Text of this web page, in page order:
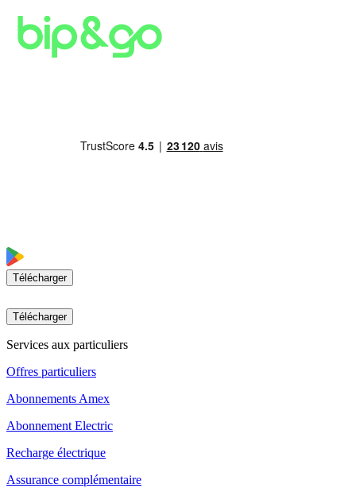
Télécharger
Télécharger
Services aux particuliers
Offres particuliers
Abonnements Amex
Abonnement Electric
Recharge électrique
Assurance complémentaire